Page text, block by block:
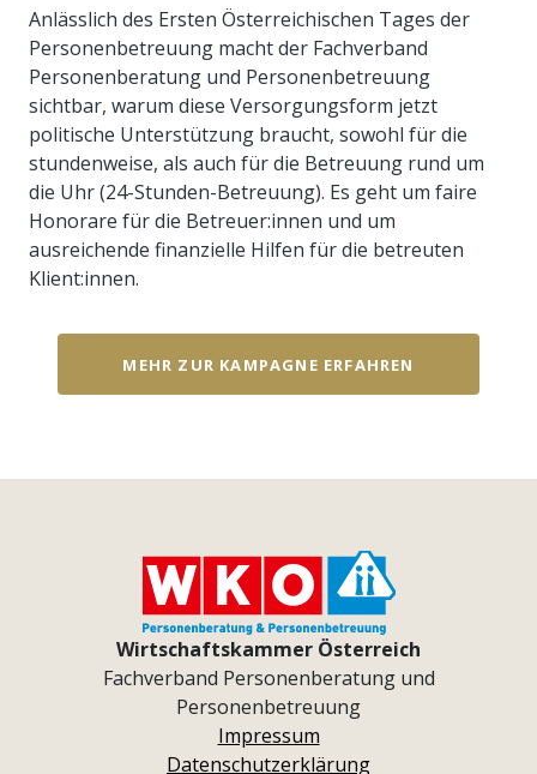
Anlässlich des Ersten Österreichischen Tages der
Personenbetreuung macht der Fachverband
Personenberatung und Personenbetreuung
sichtbar, warum diese Versorgungsform jetzt
politische Unterstützung braucht, sowohl für die
stundenweise, als auch für die Betreuung rund um
die Uhr (24-Stunden-Betreuung). Es geht um faire
Honorare für die Betreuer:innen und um
ausreichende finanzielle Hilfen für die betreuten
Klient:innen.
MEHR ZUR KAMPAGNE ERFAHREN
Wirtschaftskammer Österreich
Fachverband Personenberatung und
Personenbetreuung
Impressum
Datenschutzerklärung